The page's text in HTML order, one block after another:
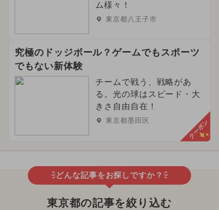
ム様々！
東京都八王子市
究極のドッジボール？ゲームでもスポーツ
でもない新体験
チームで戦う、戦略があ
る。光の球はスピード・大
きさ自由自在！
東京都墨田区 クーポン
どんな記事をお探しですか？
東京都の記事を絞り込む